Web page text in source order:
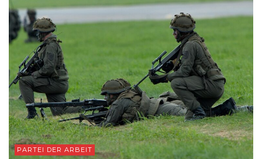
PARTEI DER ARBEIT